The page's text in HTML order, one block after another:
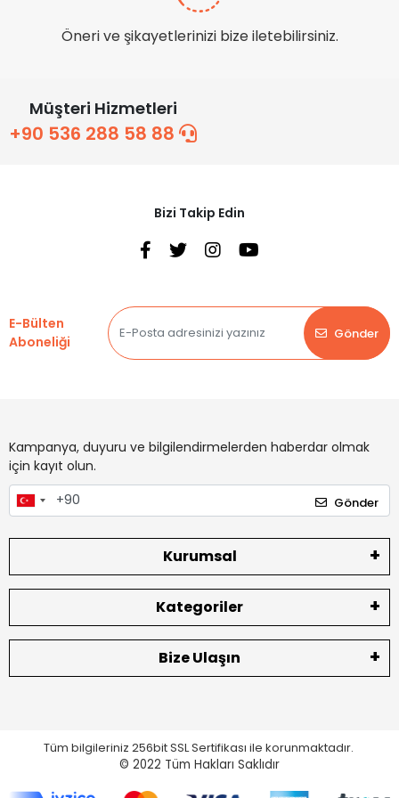
Öneri ve şikayetlerinizi bize iletebilirsiniz.
Müşteri Hizmetleri
+90 536 288 58 88
Bizi Takip Edin
E-Bülten
Aboneliği
Gönder
Kampanya, duyuru ve bilgilendirmelerden haberdar olmak
için kayıt olun.
Gönder
Kurumsal
Kategoriler
Bize Ulaşın
Tüm bilgileriniz 256bit SSL Sertifikası ile korunmaktadır.
© 2022 Tüm Hakları Saklıdır